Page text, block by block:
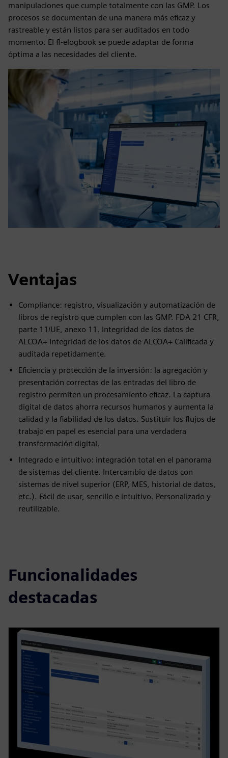
manipulaciones que cumple totalmente con las GMP. Los
procesos se documentan de una manera más eficaz y
rastreable y están listos para ser auditados en todo
momento. El fl-elogbook se puede adaptar de forma
óptima a las necesidades del cliente.
Ventajas
Compliance: registro, visualización y automatización de
libros de registro que cumplen con las GMP. FDA 21 CFR,
parte 11/UE, anexo 11. Integridad de los datos de
ALCOA+ Integridad de los datos de ALCOA+ Calificada y
auditada repetidamente.
Eficiencia y protección de la inversión: la agregación y
presentación correctas de las entradas del libro de
registro permiten un procesamiento eficaz. La captura
digital de datos ahorra recursos humanos y aumenta la
calidad y la fiabilidad de los datos. Sustituir los flujos de
trabajo en papel es esencial para una verdadera
transformación digital.
Integrado e intuitivo: integración total en el panorama
de sistemas del cliente. Intercambio de datos con
sistemas de nivel superior (ERP, MES, historial de datos,
etc.). Fácil de usar, sencillo e intuitivo. Personalizado y
reutilizable.
Funcionalidades
destacadas